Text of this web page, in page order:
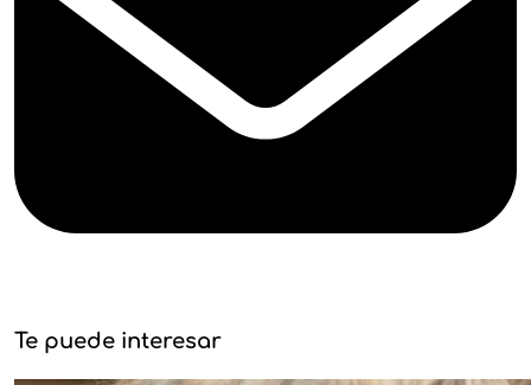
Te puede interesar